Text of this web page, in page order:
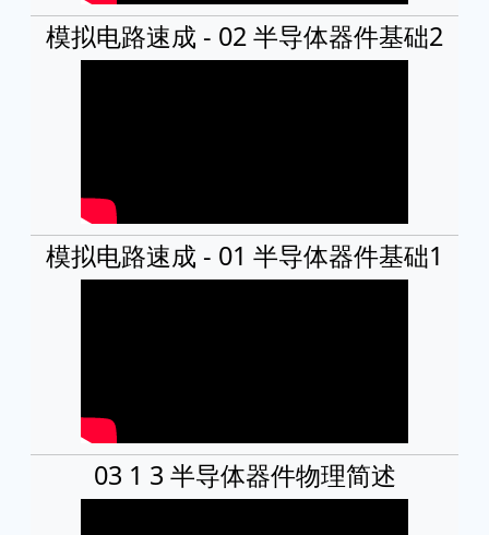
模拟电路速成 - 02 半导体器件基础2
模拟电路速成 - 01 半导体器件基础1
03 1 3 半导体器件物理简述